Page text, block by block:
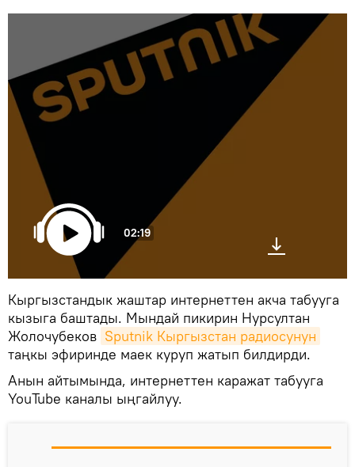
02:19
Кыргызстандык жаштар интернеттен акча табууга
кызыга баштады. Мындай пикирин Нурсултан
Жолочубеков Sputnik Кыргызстан радиосунун
таңкы эфиринде маек куруп жатып билдирди.
Анын айтымында, интернеттен каражат табууга
YouTube каналы ыңгайлуу.